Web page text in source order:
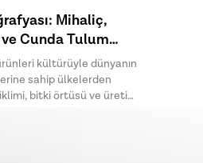
daha uygun olduğunu
Mihaliç,
Cunda Tulum
Farklar
kültürüyle dünyanın
sahip ülkelerden
bitki örtüsü ve üretim
özgü bir karakter
arasında öne çıkan
Tulum, İzmir Tulum ve